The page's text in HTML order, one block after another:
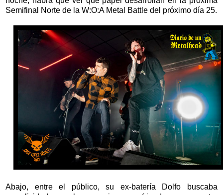
Semifinal Norte de la W:O:A Metal Battle del próximo día 25.
Abajo, entre el público, su ex-batería Dolfo buscaba